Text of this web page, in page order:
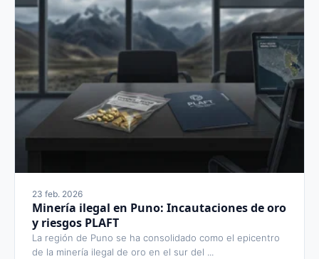
23 feb. 2026
Minería ilegal en Puno: Incautaciones de oro
y riesgos PLAFT
La región de Puno se ha consolidado como el epicentro
de la minería ilegal de oro en el sur del ...